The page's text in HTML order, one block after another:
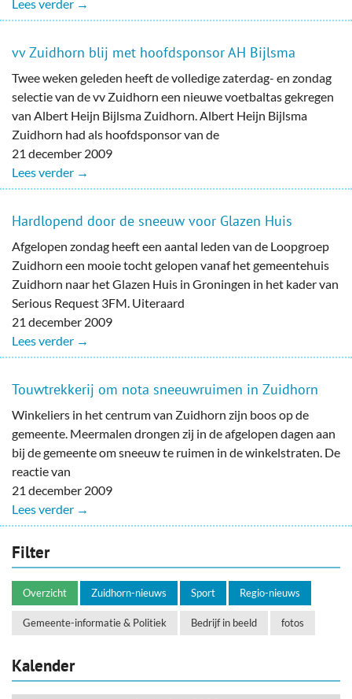
Lees verder →
vv Zuidhorn blij met hoofdsponsor AH Bijlsma
Twee weken geleden heeft de volledige zaterdag- en zondag
selectie van de vv Zuidhorn een nieuwe voetbaltas gekregen
van Albert Heijn Bijlsma Zuidhorn. Albert Heijn Bijlsma
Zuidhorn had als hoofdsponsor van de
21 december 2009
Lees verder →
Hardlopend door de sneeuw voor Glazen Huis
Afgelopen zondag heeft een aantal leden van de Loopgroep
Zuidhorn een mooie tocht gelopen vanaf het gemeentehuis
Zuidhorn naar het Glazen Huis in Groningen in het kader van
Serious Request 3FM. Uiteraard
21 december 2009
Lees verder →
Touwtrekkerij om nota sneeuwruimen in Zuidhorn
Winkeliers in het centrum van Zuidhorn zijn boos op de
gemeente. Meermalen drongen zij in de afgelopen dagen aan
bij de gemeente om sneeuw te ruimen in de winkelstraten. De
reactie van
21 december 2009
Lees verder →
Filter
Overzicht Zuidhorn-nieuws Sport Regio-nieuws
Gemeente-informatie & Politiek Bedrijf in beeld fotos
Kalender